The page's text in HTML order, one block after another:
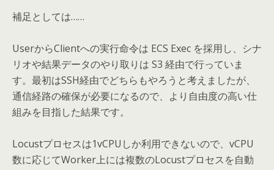
補足としては……
UserからClientへの実行命令は ECS Exec を採用し、シナ
リオや結果データのやり取りは S3 経由で行っていま
す。最初はSSH経由でどちらもやろうと考えましたが、
通信経路の確保が必要になるので、より自由度の高い仕
組みを目指した結果です。
Locustプロセスは1vCPUしか利用できないので、vCPU
数に応じてWorker上には複数のLocustプロセスを自動